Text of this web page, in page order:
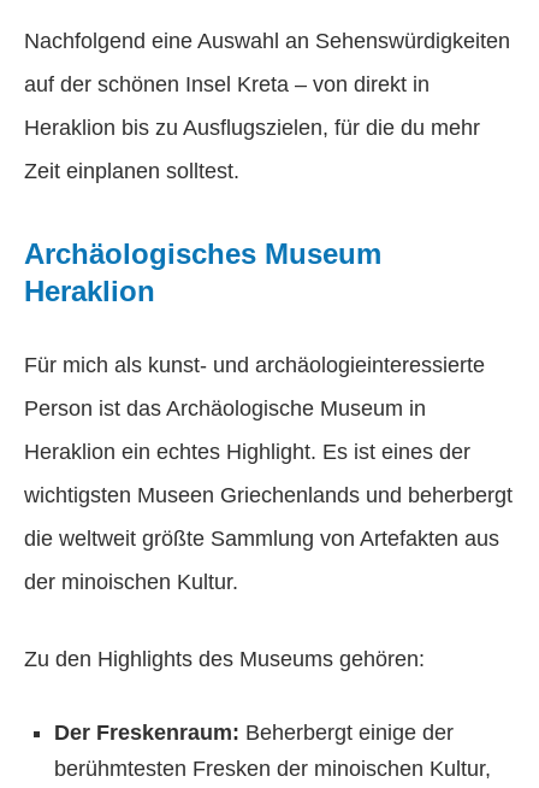
Nachfolgend eine Auswahl an Sehenswürdigkeiten
auf der schönen Insel Kreta – von direkt in
Heraklion bis zu Ausflugszielen, für die du mehr
Zeit einplanen solltest.
Archäologisches Museum
Heraklion
Für mich als kunst- und archäologieinteressierte
Person ist das Archäologische Museum in
Heraklion ein echtes Highlight. Es ist eines der
wichtigsten Museen Griechenlands und beherbergt
die weltweit größte Sammlung von Artefakten aus
der minoischen Kultur.
Zu den Highlights des Museums gehören:
Der Freskenraum: Beherbergt einige der
berühmtesten Fresken der minoischen Kultur,